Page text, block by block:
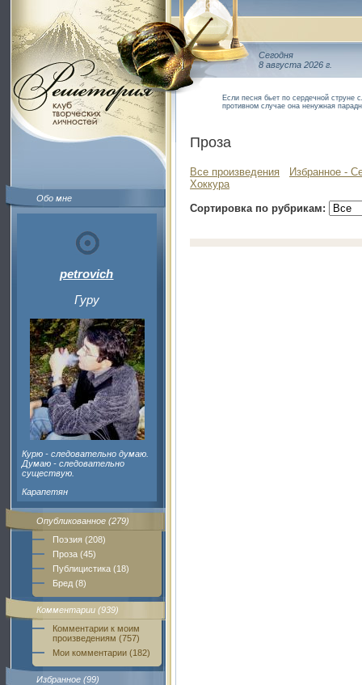
Обо мне
petrovich
Гуру
Курю - следовательно думаю.
Думаю - следовательно
существую.
Карапетян
Опубликованное (279)
Поэзия (208)
Проза (45)
Публицистика (18)
Бред (8)
Комментарии (939)
Комментарии к моим
произведениям (757)
Мои комментарии (182)
Избранное (99)
Сегодня
8 августа 2026 г.
Если песня бьет по сердечной струне
противном случае она ненужная
Проза
Все произведения
Избранное -
Хоккура
Сортировка по рубрикам: